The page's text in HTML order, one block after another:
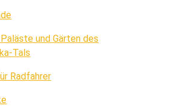
und Gärten des
Tals
Radfahrer